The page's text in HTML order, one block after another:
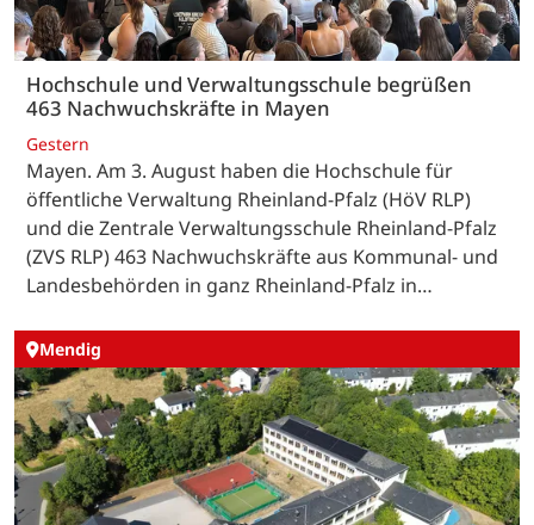
Hochschule und Verwaltungsschule begrüßen
463 Nachwuchskräfte in Mayen
Gestern
Mayen. Am 3. August haben die Hochschule für
öffentliche Verwaltung Rheinland-Pfalz (HöV RLP)
und die Zentrale Verwaltungsschule Rheinland-Pfalz
(ZVS RLP) 463 Nachwuchskräfte aus Kommunal- und
Landesbehörden in ganz Rheinland-Pfalz in…
Mendig